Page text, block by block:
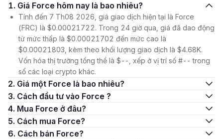
1. Giá Force hôm nay là bao nhiêu?
Tính đến 7 Th08 2026, giá giao dịch hiện tại là Force
(FRC) là $0.00021722. Trong 24 giờ qua, giá đã dao động
từ mức thấp là $0.00021702 đến mức cao là
$0.00021803, kèm theo khối lượng giao dịch là $4.68K.
Vốn hóa thị trường tổng thể là $--, xếp ở vị trí số #-- trong
số các loại crypto khác.
2. Giá một Force là bao nhiêu?
3. Cách đầu tư vào Force ?
4. Mua Force ở đâu?
5. Cách mua Force?
6. Cách bán Force?